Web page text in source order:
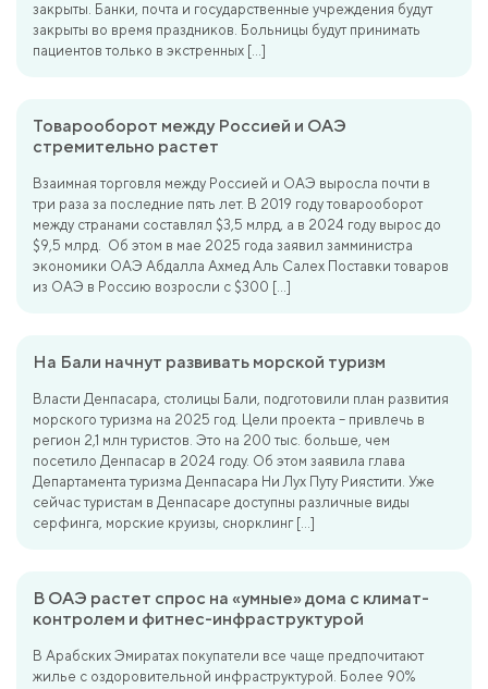
закрыты. Банки, почта и государственные учреждения будут
закрыты во время праздников. Больницы будут принимать
пациентов только в экстренных […]
Товарооборот между Россией и ОАЭ
стремительно растет
Взаимная торговля между Россией и ОАЭ выросла почти в
три раза за последние пять лет. В 2019 году товарооборот
между странами составлял $3,5 млрд, а в 2024 году вырос до
$9,5 млрд. Об этом в мае 2025 года заявил замминистра
экономики ОАЭ Абдалла Ахмед Аль Салех Поставки товаров
из ОАЭ в Россию возросли с $300 […]
На Бали начнут развивать морской туризм
Власти Денпасара, столицы Бали, подготовили план развития
морского туризма на 2025 год. Цели проекта – привлечь в
регион 2,1 млн туристов. Это на 200 тыс. больше, чем
посетило Денпасар в 2024 году. Об этом заявила глава
Департамента туризма Денпасара Ни Лух Путу Риястити. Уже
сейчас туристам в Денпасаре доступны различные виды
серфинга, морские круизы, снорклинг […]
В ОАЭ растет спрос на «умные» дома с климат-
контролем и фитнес-инфраструктурой
В Арабских Эмиратах покупатели все чаще предпочитают
жилье с оздоровительной инфраструктурой. Более 90%